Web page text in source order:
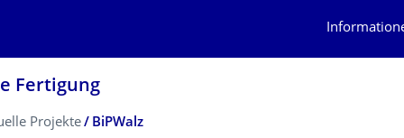
Fertigung
Projekte BiPWalz